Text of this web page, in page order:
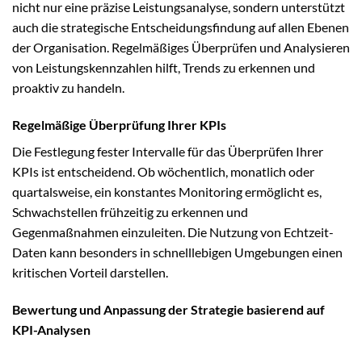
nicht nur eine präzise Leistungsanalyse, sondern unterstützt
auch die strategische Entscheidungsfindung auf allen Ebenen
der Organisation. Regelmäßiges Überprüfen und Analysieren
von Leistungskennzahlen hilft, Trends zu erkennen und
proaktiv zu handeln.
Regelmäßige Überprüfung Ihrer KPIs
Die Festlegung fester Intervalle für das Überprüfen Ihrer
KPIs ist entscheidend. Ob wöchentlich, monatlich oder
quartalsweise, ein konstantes Monitoring ermöglicht es,
Schwachstellen frühzeitig zu erkennen und
Gegenmaßnahmen einzuleiten. Die Nutzung von Echtzeit-
Daten kann besonders in schnelllebigen Umgebungen einen
kritischen Vorteil darstellen.
Bewertung und Anpassung der Strategie basierend auf
KPI-Analysen